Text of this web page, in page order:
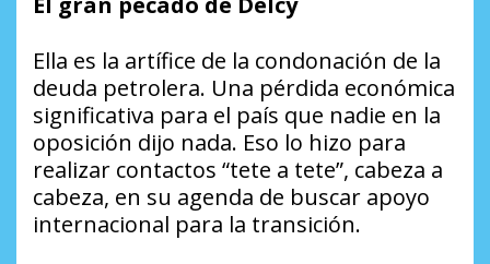
Ella es la artífice de la condonación de la
deuda petrolera. Una pérdida económica
significativa para el país que nadie en la
oposición dijo nada. Eso lo hizo para
realizar contactos “tete a tete”, cabeza a
cabeza, en su agenda de buscar apoyo
internacional para la transición.